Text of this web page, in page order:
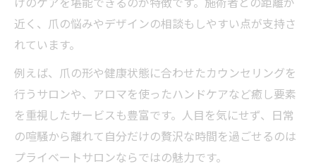
静かな空間を選ぶメリットとその効果につ
いて
グの秘訣
プライベートネイルサロンの空間が持つ安
心感とは
サロン選びで重視したい静けさとプライバ
近く、爪の悩みやデザインの相談もしやすい点が支持さ
れています。
例えば、爪の形や健康状態に合わせたカウンセリングを
行うサロンや、アロマを使ったハンドケアなど癒し要素
を重視したサービスも豊富です。人目を気にせず、日常
の喧騒から離れて自分だけの贅沢な時間を過ごせるのは
プライベートサロンならではの魅力です。